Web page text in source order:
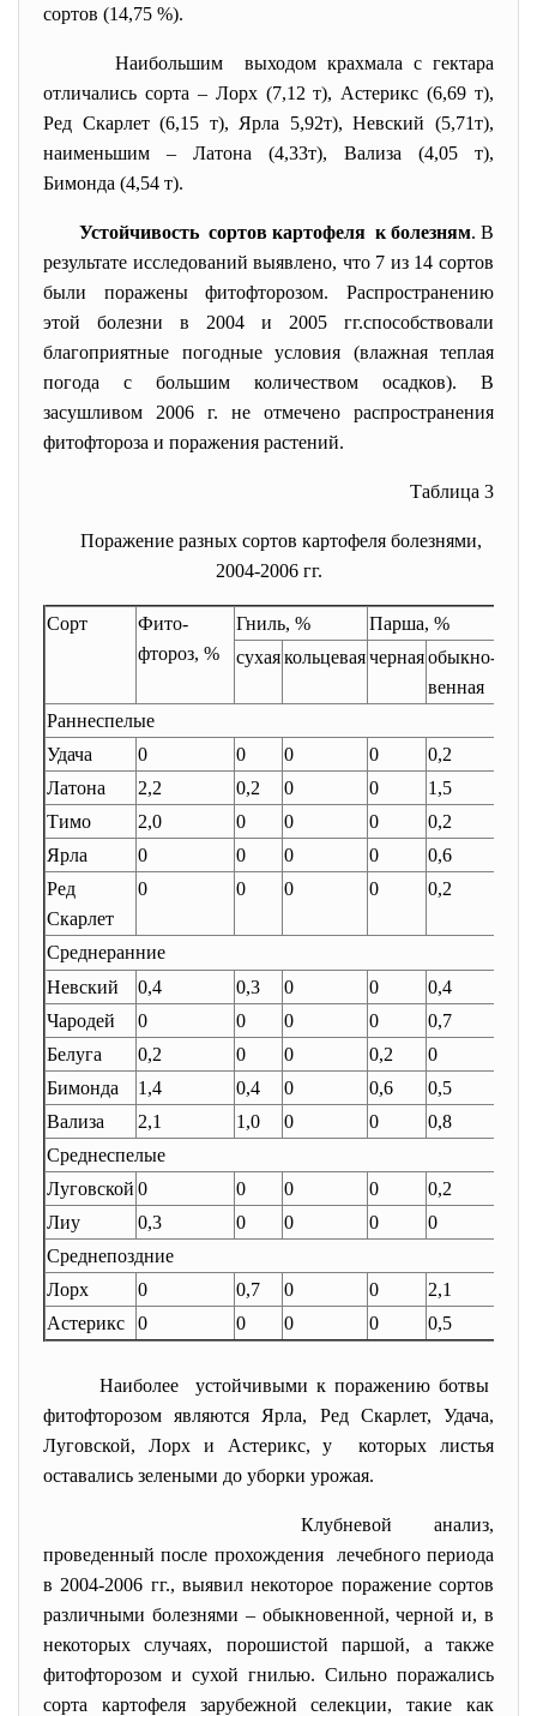
сортов (14,75 %).
Наибольшим выходом крахмала с гектара
отличались сорта – Лорх (7,12 т), Астерикс (6,69 т),
Ред Скарлет (6,15 т), Ярла 5,92т), Невский (5,71т),
наименьшим – Латона (4,33т), Вализа (4,05 т),
Бимонда (4,54 т).
Устойчивость сортов картофеля к болезням. В
результате исследований выявлено, что 7 из 14 сортов
были поражены фитофторозом. Распространению
этой болезни в 2004 и 2005 гг.способствовали
благоприятные погодные условия (влажная теплая
погода с большим количеством осадков). В
засушливом 2006 г. не отмечено распространения
фитофтороза и поражения растений.
Таблица 3
Поражение разных сортов картофеля болезнями,
2004-2006 гг.
Сорт
Фито-
фтороз, %
Гниль, %
Парша, %
сухаякольцеваячернаяобыкно-
венная
Раннеспелые
Удача
0 0 0 0 0,2
Латона
2,2 0,2 0 0 1,5
Тимо
2,0 0 0 0 0,2
Ярла
0 0 0 0 0,6
Ред
Скарлет
0 0 0 0 0,2
Среднеранние
Невский
0,4 0,3 0 0 0,4
Чародей
0 0 0 0 0,7
Белуга
0,2 0 0 0,2 0
Бимонда
1,4 0,4 0 0,6 0,5
Вализа
2,1 1,0 0 0 0,8
Среднеспелые
Луговской 0 0 0 0 0,2
Лиу
0,3 0 0 0 0
Среднепоздние
Лорх
0 0,7 0 0 2,1
Астерикс
0 0 0 0 0,5
Наиболее устойчивыми к поражению ботвы
фитофторозом являются Ярла, Ред Скарлет, Удача,
Луговской, Лорх и Астерикс, у которых листья
оставались зелеными до уборки урожая.
Клубневой анализ,
проведенный после прохождения лечебного периода
в 2004-2006 гг., выявил некоторое поражение сортов
различными болезнями – обыкновенной, черной и, в
некоторых случаях, порошистой паршой, а также
фитофторозом и сухой гнилью. Сильно поражались
сорта картофеля зарубежной селекции, такие как